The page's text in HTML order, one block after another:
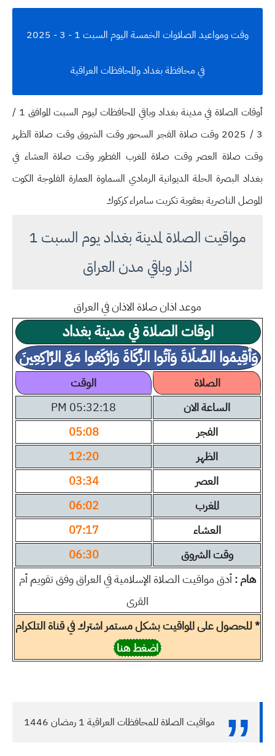
وقت ومواعيد الصلاوات الخمسة اليوم السبت 1 - 3 - 2025
في محافظة بغداد والمحافظات العراقية
أوقات الصلاة في مدينة بغداد وباقي المحافظات ليوم السبت الموافق 1 /
3 / 2025 وقت صلاة الفجر السحور وقت الشروق وقت صلاة الظهر
وقت صلاة العصر وقت صلاة المغرب الفطور وقت صلاة العشاء في
بغداد البصرة الحلة الديوانية الرمادي السماوة العمارة الفلوجة الكوت
الموصل الناصرية بعقوبة تكريت سامراء كركوك
مواقيت الصلاة لمدينة بغداد يوم السبت 1
اذار وباقي مدن العراق
موعد اذان صلاة الاذان في العراق
اوقات الصلاة في مدينة بغداد
وَأَقِيمُوا الصَّلَاةَ وَآتُوا الزَّكَاةَ وَارْكَعُوا مَعَ الرَّاكِعِينَ
الصلاة
الوقت
الساعة الان
05:32:19 PM
الفجر
05:08
الظهر
12:20
العصر
03:34
المغرب
06:02
العشاء
07:17
وقت الشروق
06:30
هام :أدق مواقيت الصلاة الإسلامية في العراق وفق تقويم أم
القرى
* للحصول على المواقيت بشكل مستمر اشترك في قناة التلكرام
اضغط هنا
مواقيت الصلاة للمحافظات العراقية 1 رمضان 1446